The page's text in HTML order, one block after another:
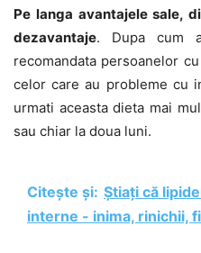
Pe langa avantajele sale,
dezavantaje. Dupa cum
recomandata persoanelor
celor care au probleme cu
urmati aceasta dieta mai
sau chiar la doua luni.
Citește și: Știați că
interne - inima, rinichii,